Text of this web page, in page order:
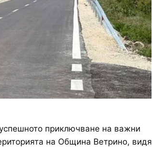
приключване на важни
на Община Ветрино, видя